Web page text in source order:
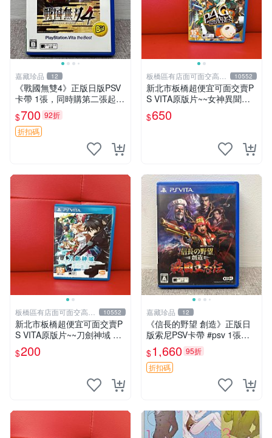
嘉藏珍品 12
《戰國無雙4》正版日版PSV
卡帶 1張，同時購第二張起可
減張， 成色如圖，原相機拍
攝，一卡一拍，因相機，光線
環境等因素，成色可能與實物
$700 92折
折扣碼
板橋區有店面可面交高價
回收電玩
10552
新北市板橋超便宜可面交賣P
S VITA原版片~~女神異聞錄4
黃金版 P4G 中文版~~實體店
面可面交
$650
板橋區有店面可面交高價
回收電玩
10552
新北市板橋超便宜可面交賣P
S VITA原版片~~刀劍神域 虛
空斷章 中文版~~實體店面可
面交
$200
嘉藏珍品 12
《信長的野望 創造》正版日
版索尼PSV卡帶 #psv 1張，
同時購第二張起可減張， 成
色如圖，原相機拍攝，一卡一
拍，因相機，光線環境等因
$1,660 95折
折扣碼